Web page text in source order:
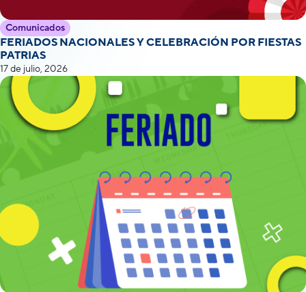
Comunicados
FERIADOS NACIONALES Y CELEBRACIÓN POR FIESTAS
PATRIAS
17 de julio, 2026